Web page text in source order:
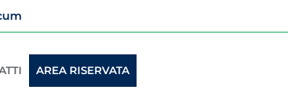
AREA RISERVATA